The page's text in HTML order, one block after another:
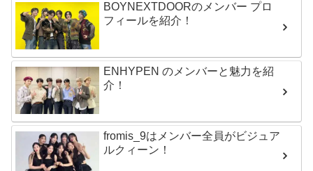
BOYNEXTDOORのメンバー プロ
フィールを紹介！
ENHYPEN のメンバーと魅力を紹
介！
fromis_9はメンバー全員がビジュア
ルクィーン！